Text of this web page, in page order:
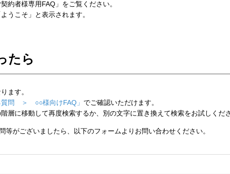
約者様専用FAQ」をご覧ください。
うこそ」と表示されます。
たら
ます。
質問 ＞ ○○様向けFAQ」 でご確認いただけます。
層に移動して再度検索するか、別の文字に置き換えて検索をお試しくだ
等がございましたら、以下のフォームよりお問い合わせください。